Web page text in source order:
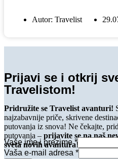
Autor: Travelist
Prijavi se i otkrij
Travelistom!
Pridružite se Travelist avanturi!
najzabavnije priče, skrivene
putovanja iz snova! Ne čekajte,
putovanja – prijavite se na naš
sveta novih avantura!
Vaše ime i prezime*
Vaša e-mail adresa *